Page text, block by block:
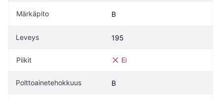
Märkäpito B
Leveys 195
Piikit Ei
Polttoainetehokkuus B